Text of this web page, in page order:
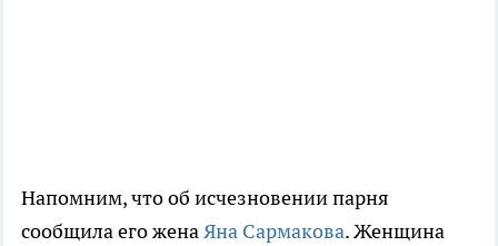
Напомним, что об исчезновении парня
сообщила его женаЯна Сармакова. Женщина